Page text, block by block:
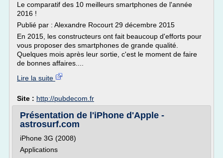
Le comparatif des 10 meilleurs smartphones de l'année
2016 !
Publié par : Alexandre Rocourt 29 décembre 2015
En 2015, les constructeurs ont fait beaucoup d'efforts pour
vous proposer des smartphones de grande qualité.
Quelques mois après leur sortie, c'est le moment de faire
de bonnes affaires....
Lire la suite
Site : http://pubdecom.fr
Présentation de l'iPhone d'Apple -
astrosurf.com
iPhone 3G (2008)
Applications